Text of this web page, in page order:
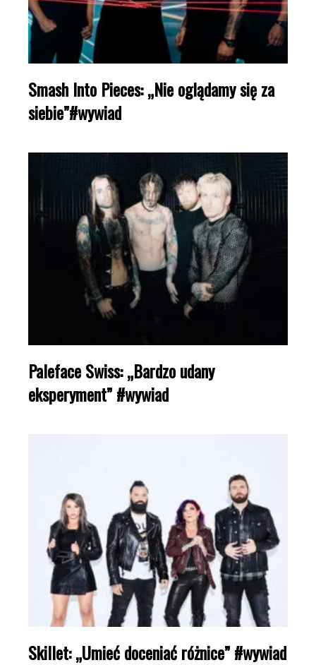
Smash Into Pieces: „Nie oglądamy się za
siebie”#wywiad
Paleface Swiss: „Bardzo udany
eksperyment” #wywiad
Skillet: „Umieć doceniać różnice” #wywiad